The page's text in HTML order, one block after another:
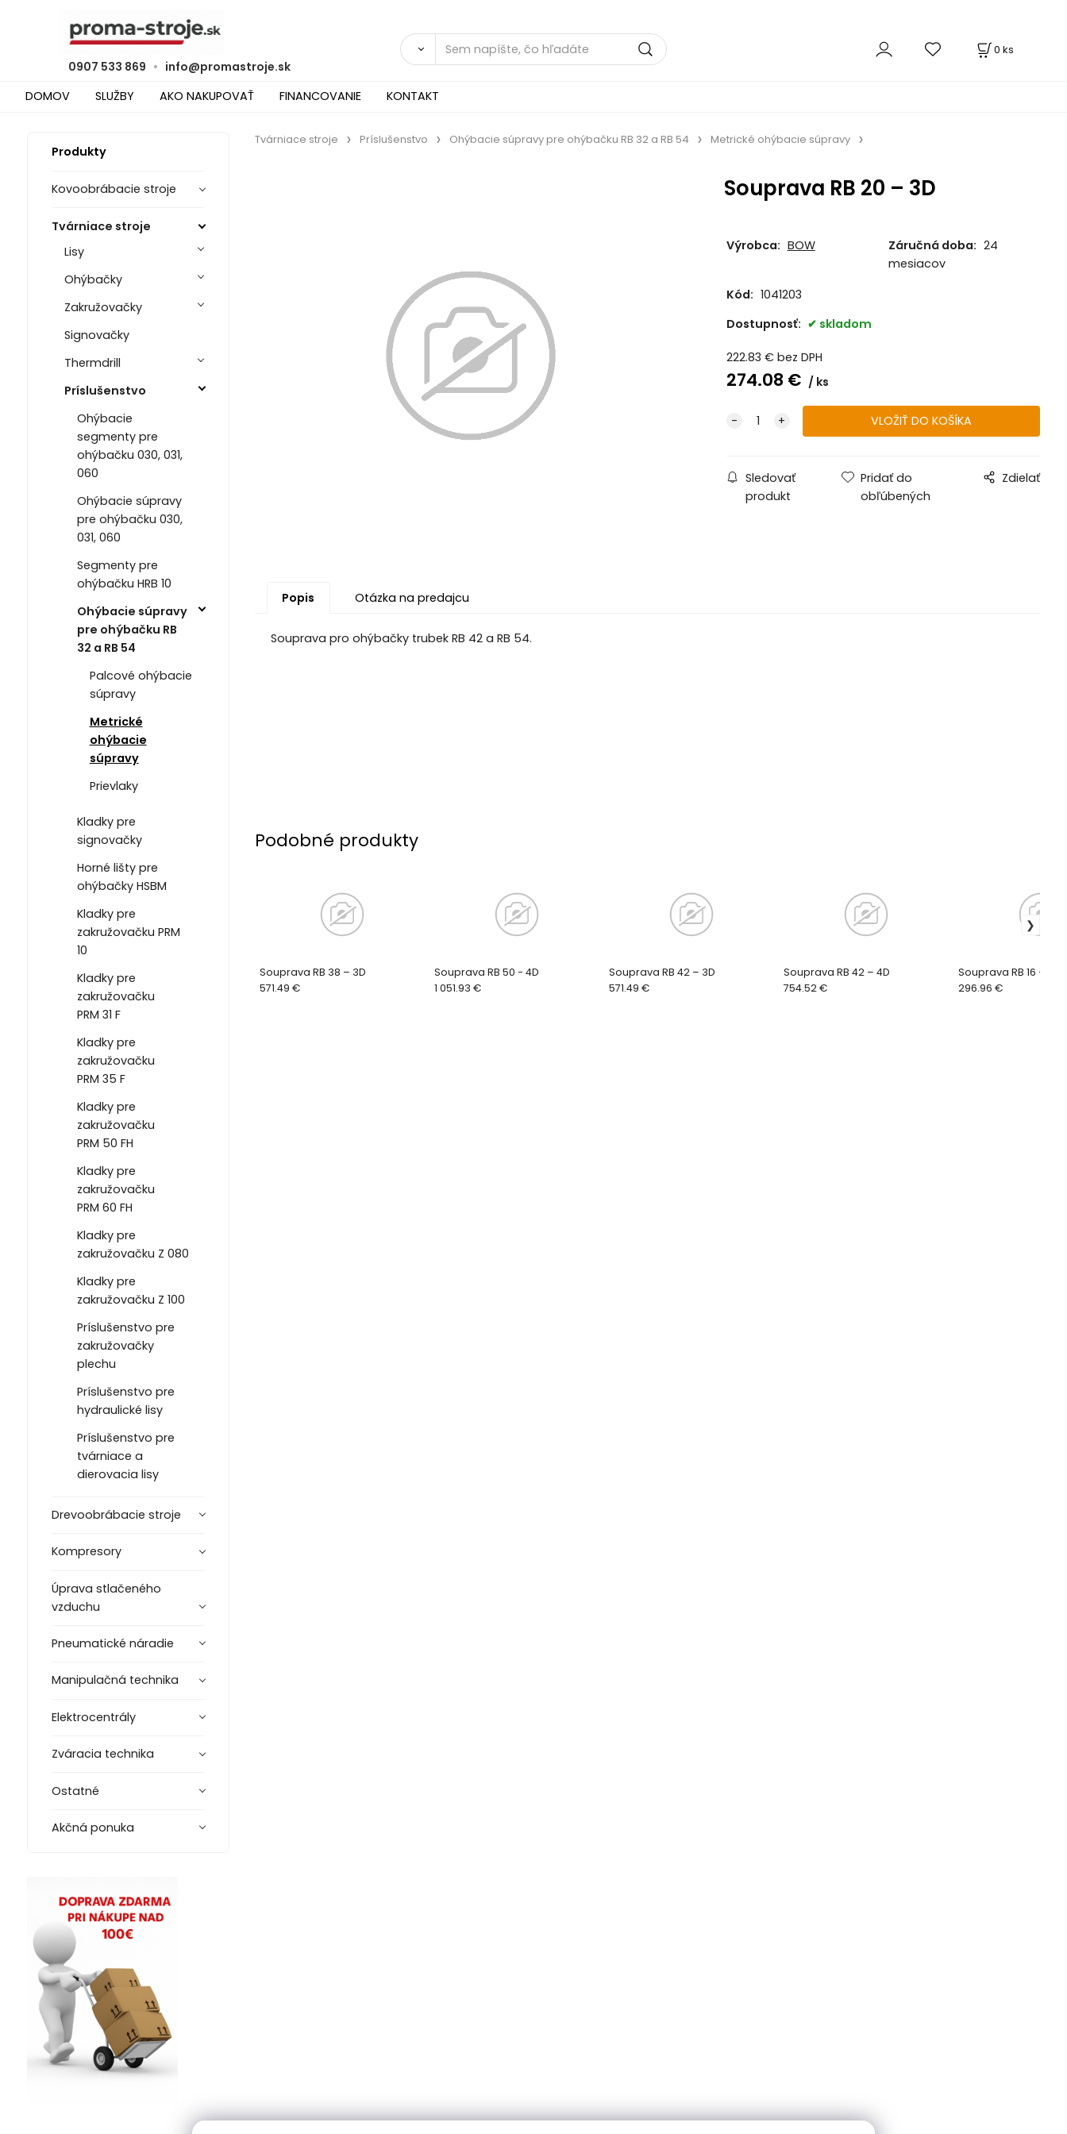
0907 533 869 • info@promastroje.sk
0 ks
DOMOV SLUŽBY AKO NAKUPOVAŤ FINANCOVANIE KONTAKT
Produkty
Kovoobrábacie stroje
Tvárniace stroje
Lisy
Ohýbačky
Zakružovačky
Signovačky
Thermdrill
Príslušenstvo
Ohýbacie
segmenty pre
ohýbačku 030, 031,
060
Ohýbacie súpravy
pre ohýbačku 030,
031, 060
Segmenty pre
ohýbačku HRB 10
Ohýbacie súpravy
pre ohýbačku RB
32 a RB 54
Palcové ohýbacie
súpravy
Metrické
ohýbacie
súpravy
Prievlaky
Kladky pre
signovačky
Horné lišty pre
ohýbačky HSBM
Kladky pre
zakružovačku PRM
10
Kladky pre
zakružovačku
PRM 31 F
Kladky pre
zakružovačku
PRM 35 F
Kladky pre
zakružovačku
PRM 50 FH
Kladky pre
zakružovačku
PRM 60 FH
Kladky pre
zakružovačku Z 080
Kladky pre
zakružovačku Z 100
Príslušenstvo pre
zakružovačky
plechu
Príslušenstvo pre
hydraulické lisy
Príslušenstvo pre
tvárniace a
dierovacia lisy
Drevoobrábacie stroje
Kompresory
Úprava stlačeného
vzduchu
Pneumatické náradie
Manipulačná technika
Elektrocentrály
Zváracia technika
Ostatné
Akčná ponuka
Tvárniace stroje Príslušenstvo Ohýbacie súpravy pre ohýbačku RB 32 a RB 54 Metrické ohýbacie súpravy
Souprava RB 20 – 3D
Výrobca: BOW Záručná doba: 24
mesiacov
Kód: 1041203
Dostupnosť:
skladom
222.83 € bez DPH
274.08 € ks
Sledovať
produkt
Pridať do
obľúbených
Zdielať
Popis Otázka na predajcu
Souprava pro ohýbačky trubek RB 42 a RB 54.
Podobné produkty
Souprava RB 38 – 3D
571.49 €
Souprava RB 50 - 4D
1 051.93 €
Souprava RB 42 – 3D
571.49 €
Souprava RB 42 – 4D
754.52 €
Souprava RB 16 – 4D
296.96 €